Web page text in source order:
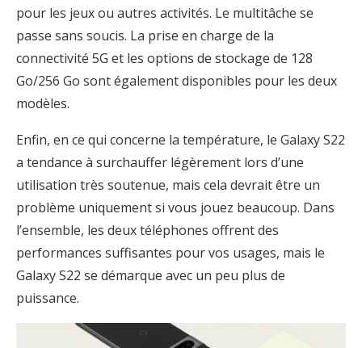
pour les jeux ou autres activités. Le multitâche se
passe sans soucis. La prise en charge de la
connectivité 5G et les options de stockage de 128
Go/256 Go sont également disponibles pour les deux
modèles.
Enfin, en ce qui concerne la température, le Galaxy S22
a tendance à surchauffer légèrement lors d’une
utilisation très soutenue, mais cela devrait être un
problème uniquement si vous jouez beaucoup. Dans
l’ensemble, les deux téléphones offrent des
performances suffisantes pour vos usages, mais le
Galaxy S22 se démarque avec un peu plus de
puissance.